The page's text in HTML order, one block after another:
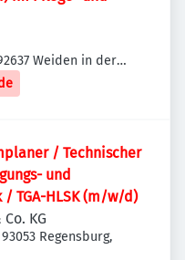
Weiden in der
/ Technischer
und
Ausrüstungstechnik / TGA-HLSK (m/w/d)
KG
Regensburg,